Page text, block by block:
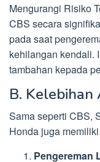
Mengurangi Risiko
CBS secara
pada saat
kehilangan kendali.
tambahan kepada
B. Kelebihan
Sama seperti CBS,
Honda juga
Pengereman